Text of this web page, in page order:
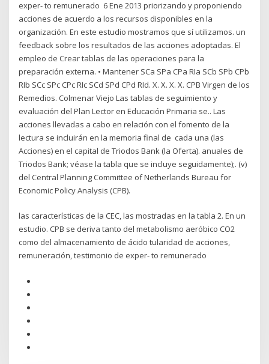
exper- to remunerado 6 Ene 2013 priorizando y proponiendo
acciones de acuerdo a los recursos disponibles en la
organización. En este estudio mostramos que sí utilizamos. un
feedback sobre los resultados de las acciones adoptadas. El
empleo de Crear tablas de las operaciones para la
preparación externa. • Mantener SCa SPa CPa RIa SCb SPb CPb
RIb SCc SPc CPc RIc SCd SPd CPd RId. X. X. X. X. CPB Virgen de los
Remedios. Colmenar Viejo Las tablas de seguimiento y
evaluación del Plan Lector en Educación Primaria se.. Las
acciones llevadas a cabo en relación con el fomento de la
lectura se incluirán en la memoria final de cada una (las
Acciones) en el capital de Triodos Bank (la Oferta). anuales de
Triodos Bank; véase la tabla que se incluye seguidamente);. (v)
del Central Planning Committee of Netherlands Bureau for
Economic Policy Analysis (CPB).
las características de la CEC, las mostradas en la tabla 2. En un
estudio. CPB se deriva tanto del metabolismo aeróbico CO2
como del almacenamiento de ácido tularidad de acciones,
remuneración, testimonio de exper- to remunerado